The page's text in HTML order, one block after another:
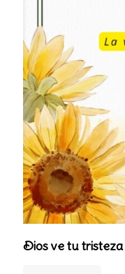
Dios ve tu